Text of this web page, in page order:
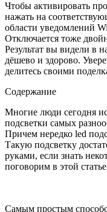
Чтобы активировать
нажать на
области уведомлений
Отключается тоже
Результат вы видели в
дёшево и здорово.
делитесь своими
Содержание
Многие люди сегодня
подсветки самых
Причем нередко led
Такую подсветку
руками, если знать
поговорим в этой
Самым простым